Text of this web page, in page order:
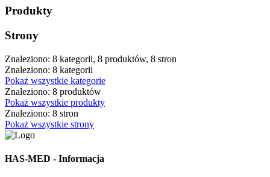
Produkty
Strony
Znaleziono: 8 kategorii, 8 produktów, 8 stron
Znaleziono: 8 kategorii
Pokaż wszystkie kategorie
Znaleziono: 8 produktów
Pokaż wszystkie produkty
Znaleziono: 8 stron
Pokaż wszystkie strony
HAS-MED - Informacja